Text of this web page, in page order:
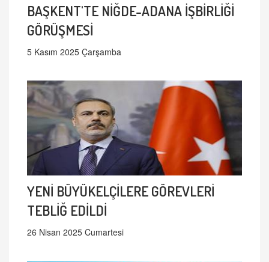
BAŞKENT'TE NİĞDE-ADANA İŞBİRLİĞİ
GÖRÜŞMESİ
5 Kasım 2025 Çarşamba
YENİ BÜYÜKELÇİLERE GÖREVLERİ
TEBLİĞ EDİLDİ
26 Nisan 2025 Cumartesi